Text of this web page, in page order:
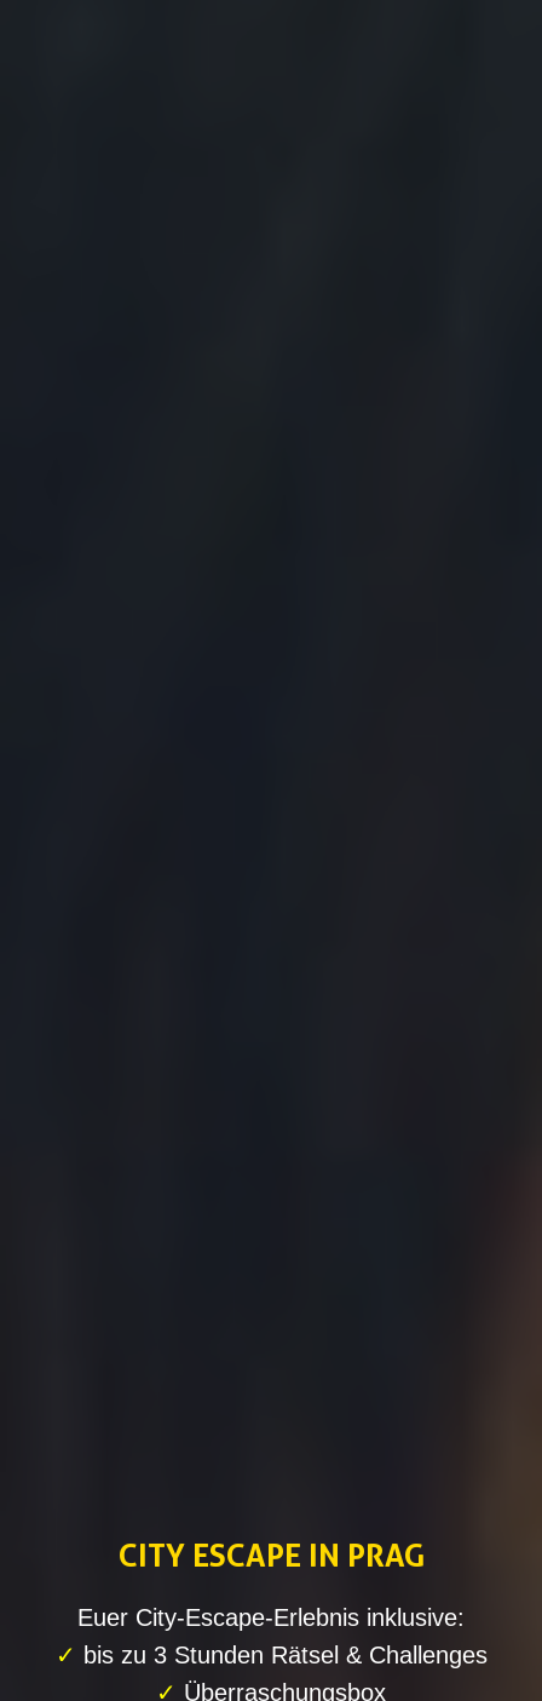
CITY ESCAPE IN PRAG
Euer City-Escape-Erlebnis inklusive:
✓ bis zu 3 Stunden Rätsel & Challenges
✓ Überraschungsbox